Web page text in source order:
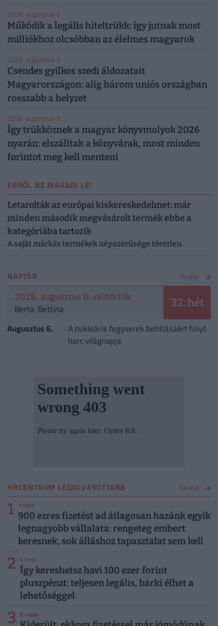
2026. augusztus 5.
Működik a legális hiteltrükk: így jutnak most
milliókhoz olcsóbban az élelmes magyarok
2026. augusztus 5.
Csendes gyilkos szedi áldozatait
Magyarországon: alig három uniós országban
rosszabb a helyzet
2026. augusztus 5.
Így trükköznek a magyar könyvmolyok 2026
nyarán: elszálltak a könyvárak, most minden
forintot meg kell menteni
ERRŐL NE MARADJ LE!
Letarolták az európai kiskereskedelmet: már
minden második megvásárolt termék ebbe a
kategóriába tartozik
A saját márkás termékek népszerűsége töretlen.
NAPTÁR Tovább
2026. augusztus 6. csütörtök
Berta, Bettina 32. hét
Augusztus 6.
A nukleáris fegyverek betiltásáért folyó
harc világnapja
HRCENTRUM LEGOLVASOTTABB Tovább
1 1 hete
900 ezres fizetést ad átlagosan hazánk egyik
legnagyobb vállalata: rengeteg embert
keresnek, sok álláshoz tapasztalat sem kell
2 4 hete
Így kereshetsz havi 100 ezer forint
pluszpénzt: teljesen legális, bárki élhet a
lehetőséggel
3 6 napja